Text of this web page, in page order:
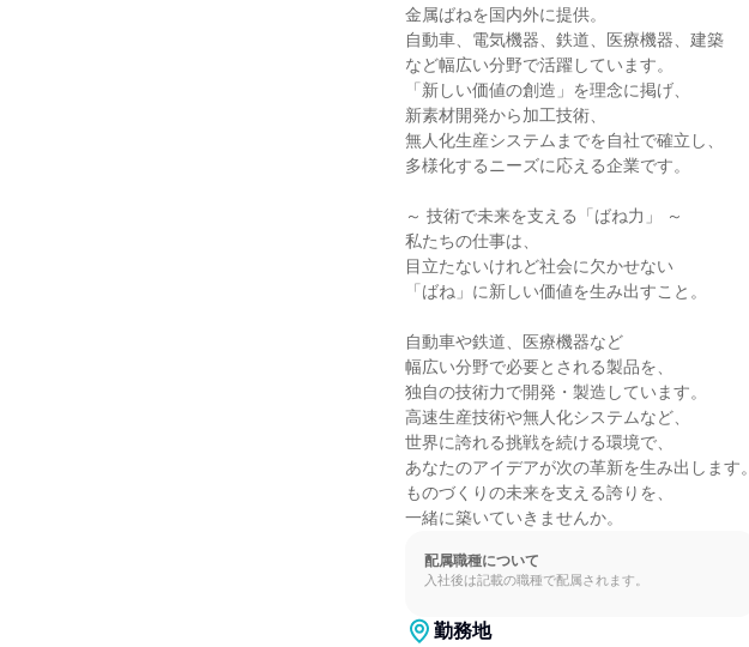
金属ばねを国内外に提供。
自動車、電気機器、鉄道、医療機器、建築
など幅広い分野で活躍しています。
「新しい価値の創造」を理念に掲げ、
新素材開発から加工技術、
無人化生産システムまでを自社で確立し、
多様化するニーズに応える企業です。
～ 技術で未来を支える「ばね力」 ～
私たちの仕事は、
目立たないけれど社会に欠かせない
「ばね」に新しい価値を生み出すこと。
自動車や鉄道、医療機器など
幅広い分野で必要とされる製品を、
独自の技術力で開発・製造しています。
高速生産技術や無人化システムなど、
世界に誇れる挑戦を続ける環境で、
あなたのアイデアが次の革新を生み出します。
ものづくりの未来を支える誇りを、
一緒に築いていきませんか。
配属職種について
入社後は記載の職種で配属されます。
勤務地